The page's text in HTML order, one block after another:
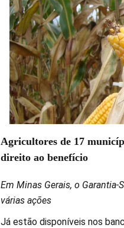
Agricultores de 17
direito ao benefício
Em Minas Gerais, o
várias ações
Já estão disponíveis nos